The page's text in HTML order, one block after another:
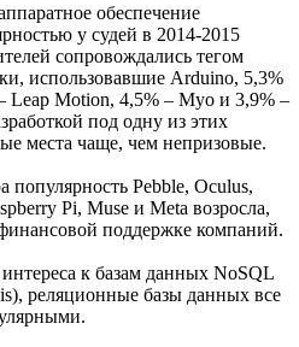
обеспечение
у судей в 2014-2015
сопровождались тегом
использовавшие Arduino, 5,3%
Leap Motion, 4,5% – Myo и 3,9% –
под одну из этих
места чаще, чем непризовые.
популярность Pebble, Oculus,
Pi, Muse и Meta возросла,
поддержке компаний.
к базам данных NoSQL
реляционные базы данных все